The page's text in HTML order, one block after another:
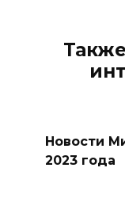
Новости
2023 года